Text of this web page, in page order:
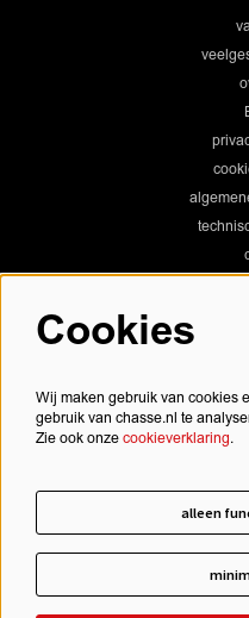
Cookies
Wij maken gebruik van cookies
gebruik van chasse.nl te
Zie ook onze cookieverklaring.
alleen